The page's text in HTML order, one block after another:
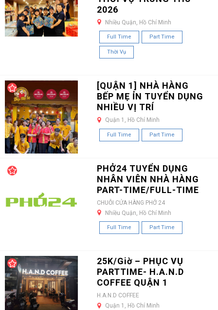
2026
Nhiều Quận, Hồ Chí Minh
Full Time Part Time
Thời Vụ
[QUẬN 1] NHÀ HÀNG
BẾP MẸ ỈN TUYỂN DỤNG
NHIỀU VỊ TRÍ
Quận 1, Hồ Chí Minh
Full Time Part Time
PHỞ24 TUYỂN DỤNG
NHÂN VIÊN NHÀ HÀNG
PART-TIME/FULL-TIME
CHUỖI CỬA HÀNG PHỞ 24
Nhiều Quận, Hồ Chí Minh
Full Time Part Time
25K/Giờ – PHỤC VỤ
PARTTIME- H.A.N.D
COFFEE QUẬN 1
H.A.N.D COFFEE
Quận 1, Hồ Chí Minh